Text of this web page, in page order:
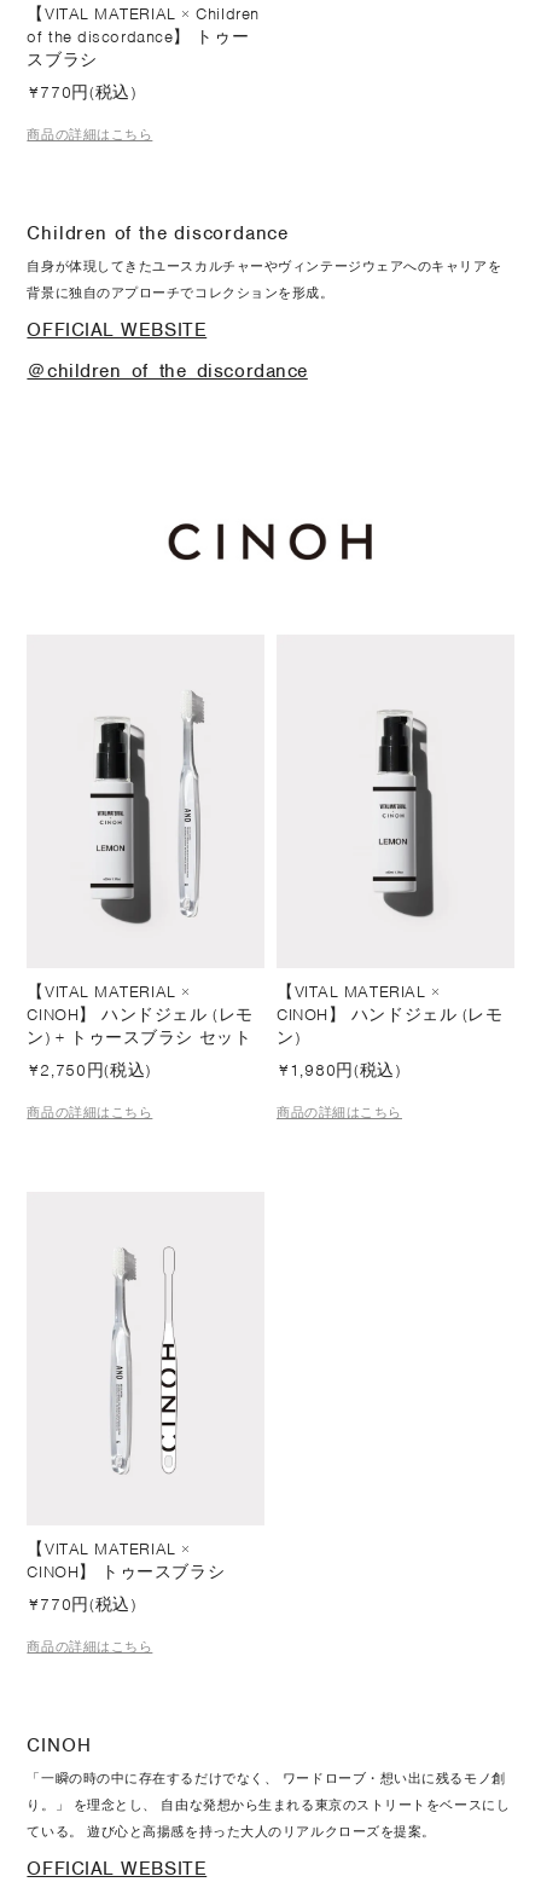
【VITAL MATERIAL × Children
of the discordance】 トゥー
スブラシ
¥770円(税込)
商品の詳細はこちら
Children of the discordance
自身が体現してきたユースカルチャーやヴィンテージウェアへのキャリアを
背景に独自のアプローチでコレクションを形成。
OFFICIAL WEBSITE
＠children_of_the_discordance
【VITAL MATERIAL ×
CINOH】 ハンドジェル (レモ
ン) + トゥースブラシ セット
¥2,750円(税込)
商品の詳細はこちら
【VITAL MATERIAL ×
CINOH】 ハンドジェル (レモ
ン)
¥1,980円(税込)
商品の詳細はこちら
【VITAL MATERIAL ×
CINOH】 トゥースブラシ
¥770円(税込)
商品の詳細はこちら
CINOH
「一瞬の時の中に存在するだけでなく、 ワードローブ・想い出に残るモノ創
り。」 を理念とし、 自由な発想から生まれる東京のストリートをベースにし
ている。 遊び心と高揚感を持った大人のリアルクローズを提案。
OFFICIAL WEBSITE